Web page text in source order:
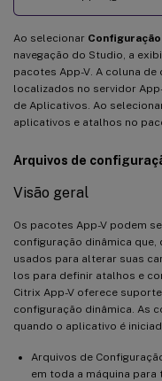
Ao selecionar
navegação do Studio, a
pacotes App-V. A coluna
localizados no servidor
de Aplicativos. Ao
aplicativos e atalhos no
Arquivos de
Visão geral
Os pacotes App-V podem
configuração dinâmica
usados para alterar suas
los para definir atalhos e
Citrix App-V oferece
configuração dinâmica. As
quando o aplicativo é
Arquivos de
em toda a máquina